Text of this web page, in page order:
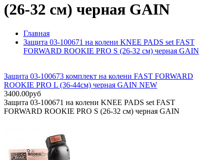
(26-32 см) черная GAIN
Главная
Защита 03-100671 на колени KNEE PADS set FAST
FORWARD ROOKIE PRO S (26-32 см) черная GAIN
Защита 03-100673 комплект на колени FAST FORWARD
ROOKIE PRO L (36-44см) черная GAIN NEW
3400.00руб
Защита 03-100671 на колени KNEE PADS set FAST
FORWARD ROOKIE PRO S (26-32 см) черная GAIN